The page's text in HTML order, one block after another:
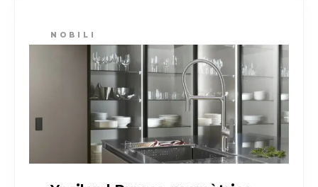
NOBILI